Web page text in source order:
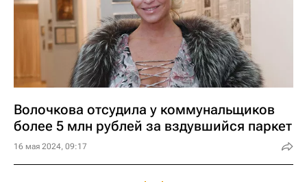
Волочкова отсудила у коммунальщиков
более 5 млн рублей за вздувшийся паркет
16 мая 2024, 09:17